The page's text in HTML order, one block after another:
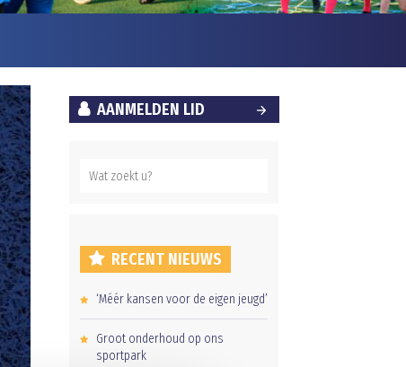
AANMELDEN LID
RECENT NIEUWS
‘Méér kansen voor de eigen jeugd’
Groot onderhoud op ons
sportpark